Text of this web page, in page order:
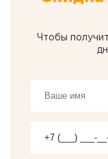
Чтобы